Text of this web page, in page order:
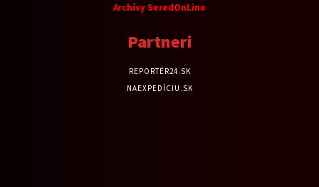
Archívy SeredOnLine
Partneri
REPORTÉR24.SK
NAEXPEDÍCIU.SK